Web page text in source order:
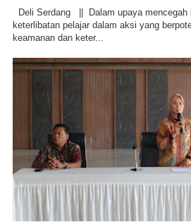
Deli Serdang || Dalam upaya mencegah
keterlibatan pelajar dalam aksi yang
keamanan dan keter...